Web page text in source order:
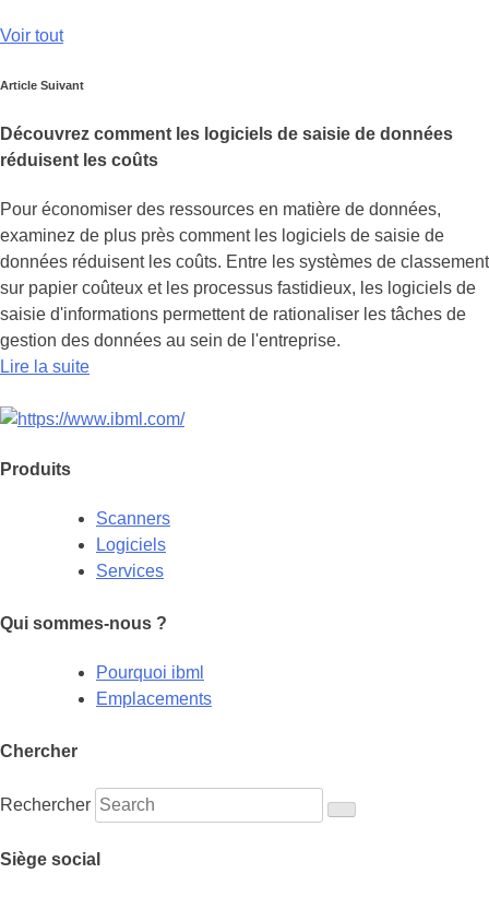
Voir tout
Article Suivant
Découvrez comment les logiciels de saisie de données
réduisent les coûts
Pour économiser des ressources en matière de données,
examinez de plus près comment les logiciels de saisie de
données réduisent les coûts. Entre les systèmes de classement
sur papier coûteux et les processus fastidieux, les logiciels de
saisie d'informations permettent de rationaliser les tâches de
gestion des données au sein de l'entreprise.
Lire la suite
Produits
Scanners
Logiciels
Services
Qui sommes-nous ?
Pourquoi ibml
Emplacements
Chercher
Rechercher
Siège social